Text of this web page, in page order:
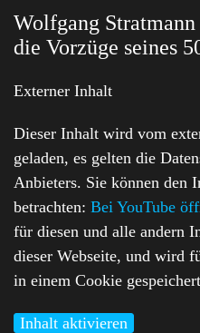
Wolfgang
die Vorzüge seines
Externer Inhalt
Dieser Inhalt wird vom
geladen, es gelten die
Anbieters. Sie können den
betrachten: Bei YouTube
für diesen und alle andern
dieser Webseite, und wird
in einem Cookie
Inhalt aktivieren